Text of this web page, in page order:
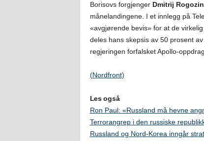
Borisovs forgjenger Dmitrij Rogozin
månelandingene. I et innlegg på
«avgjørende bevis» for at de
deles hans skepsis av 50 prosent
regjeringen forfalsket Apollo-
(Nordfront)
Les også
Ron Paul: «Russland må hevne
Terrorangrep i den russiske
Russland og Nord-Korea inngår